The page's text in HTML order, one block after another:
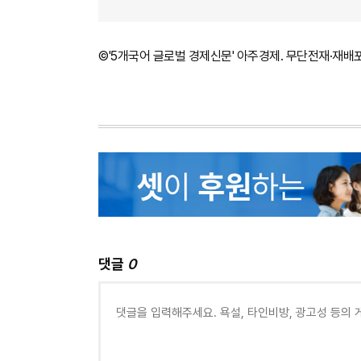
©'5개국어 글로벌 경제신문' 아주경제. 무단전재·재배
댓글 0